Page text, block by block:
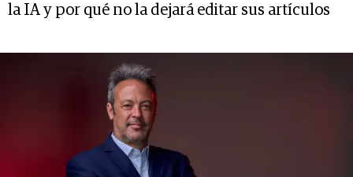
la IA y por qué no la dejará editar sus artículos